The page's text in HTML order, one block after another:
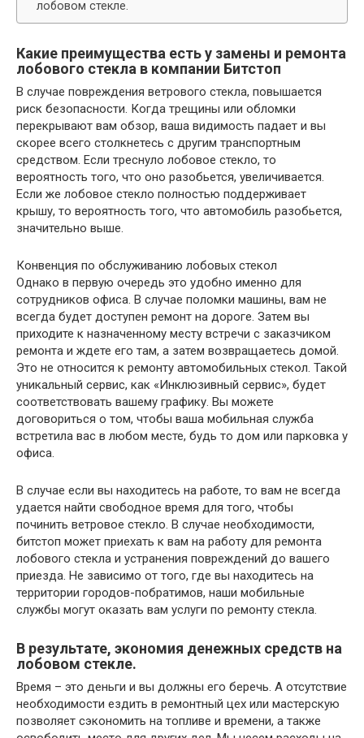
лобовом стекле.
Какие преимущества есть у замены и ремонта
лобового стекла в компании Битстоп
В случае повреждения ветрового стекла, повышается
риск безопасности. Когда трещины или обломки
перекрывают вам обзор, ваша видимость падает и вы
скорее всего столкнетесь с другим транспортным
средством. Если треснуло лобовое стекло, то
вероятность того, что оно разобьется, увеличивается.
Если же лобовое стекло полностью поддерживает
крышу, то вероятность того, что автомобиль разобьется,
значительно выше.
Конвенция по обслуживанию лобовых стекол
Однако в первую очередь это удобно именно для
сотрудников офиса. В случае поломки машины, вам не
всегда будет доступен ремонт на дороге. Затем вы
приходите к назначенному месту встречи с заказчиком
ремонта и ждете его там, а затем возвращаетесь домой.
Это не относится к ремонту автомобильных стекол. Такой
уникальный сервис, как «Инклюзивный сервис», будет
соответствовать вашему графику. Вы можете
договориться о том, чтобы ваша мобильная служба
встретила вас в любом месте, будь то дом или парковка у
офиса.
В случае если вы находитесь на работе, то вам не всегда
удается найти свободное время для того, чтобы
починить ветровое стекло. В случае необходимости,
битстоп может приехать к вам на работу для ремонта
лобового стекла и устранения повреждений до вашего
приезда. Не зависимо от того, где вы находитесь на
территории городов-побратимов, наши мобильные
службы могут оказать вам услуги по ремонту стекла.
В результате, экономия денежных средств на
лобовом стекле.
Время – это деньги и вы должны его беречь. А отсутствие
необходимости ездить в ремонтный цех или мастерскую
позволяет сэкономить на топливе и времени, а также